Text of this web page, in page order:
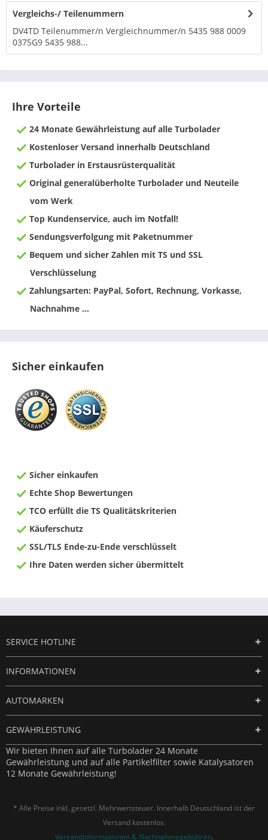
Vergleichs-/ Teilenummern
DV4TD Teilenummer/n Vergleichnummer/n 5435 988 0009
0375G9 5435 988...
Ihre Vorteile
24 Monate Gewährleistung auf alle Turbolader
Kostenloser Versand innerhalb Deutschland
Turbolader in Erstausrüsterqualität
Original generalüberholte Turbolader und Neuteile
vom Werk
Top Kundenservice, auch im Notfall!
Sendungsverfolgung mit Paketnummer
Bequem und sicher Zahlen mit TS und SSL
Verschlüsselung
Zahlungsarten: PayPal, Sofort, Rechnung, Vorkasse,
Nachnahme ...
Sicher einkaufen
Sicher einkaufen
Echte Shop Bewertungen
TCO erfüllt die TS Qualitätskriterien
Käuferschutz
SSL/TLS Ende-zu-Ende verschlüsselt
Ihre Daten werden sicher übermittelt
SERVICE HOTLINE
INFORMATIONEN
AUTOMARKEN
GEWÄHRLEISTUNG
Wir bieten Ihnen auf alle Turbolader 24 Monate
Gewährleistung und auf alle Partikelfilter sowie Katalysatoren
12 Monate Gewährleistung!
* Alle Preise inkl. gesetzl. Mehrwertsteuer. Innerhalb Deutschland ist der
Versand kostenlos.
Versandinformationen & Nachnahmegebühren.